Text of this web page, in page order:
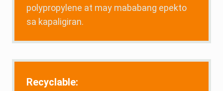
polypropylene at may mababang epekto
sa kapaligiran.
Recyclable: